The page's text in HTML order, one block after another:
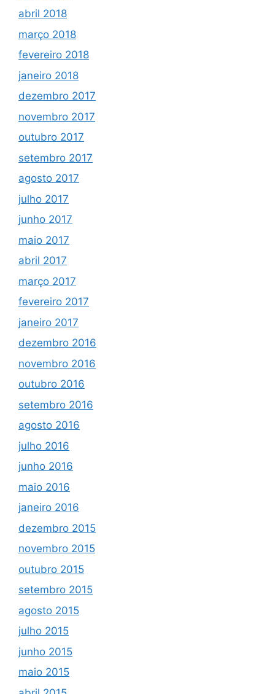
abril 2018
março 2018
fevereiro 2018
janeiro 2018
dezembro 2017
novembro 2017
outubro 2017
setembro 2017
agosto 2017
julho 2017
junho 2017
maio 2017
abril 2017
março 2017
fevereiro 2017
janeiro 2017
dezembro 2016
novembro 2016
outubro 2016
setembro 2016
agosto 2016
julho 2016
junho 2016
maio 2016
janeiro 2016
dezembro 2015
novembro 2015
outubro 2015
setembro 2015
agosto 2015
julho 2015
junho 2015
maio 2015